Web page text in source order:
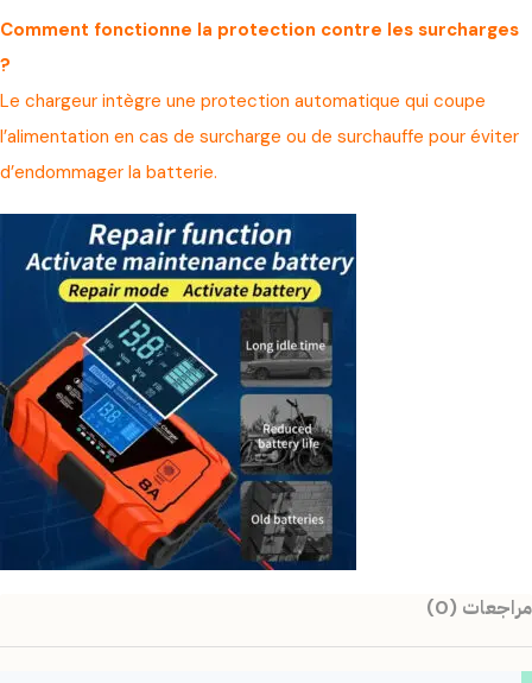
Comment fonctionne la protection contre les surcharges
?
Le chargeur intègre une protection automatique qui coupe
l’alimentation en cas de surcharge ou de surchauffe pour éviter
d’endommager la batterie.
مراجعات (0)